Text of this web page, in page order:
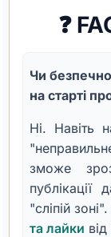
❓
Чи
на старті
Ні. Навіть
зможе
"сліпій
та лайки